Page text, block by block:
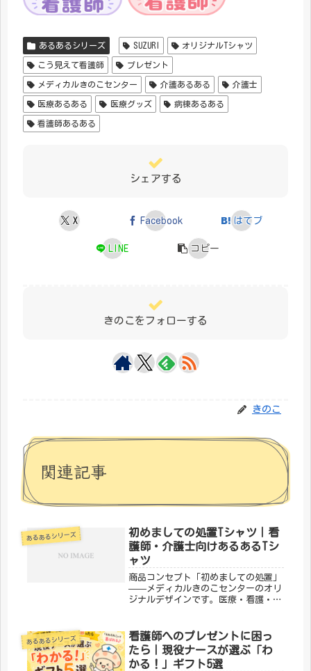
あるあるシリーズ SUZURI オリジナルTシャツ
こう見えて看護師 プレゼント
メディカルきのこセンター 介護あるある 介護士
医療あるある 医療グッズ 病棟あるある
看護師あるある
シェアする
X Facebook はてブ
LINE コピー
きのこをフォローする
きのこ
関連記事
あるあるシリーズ
初めましての処置Tシャツ｜看
護師・介護士向けあるあるTシ
ャツ
商品コンセプト「初めましての処置」
——メディカルきのこセンターのオリ
ジナルデザインです。医療・看護・介
はもちろん、プレゼントにもぴったり
です。「メディカルきのこセンター」
が...
あるあるシリーズ
看護師へのプレゼントに困っ
たら｜現役ナースが選ぶ「わ
かる！」ギフト5選